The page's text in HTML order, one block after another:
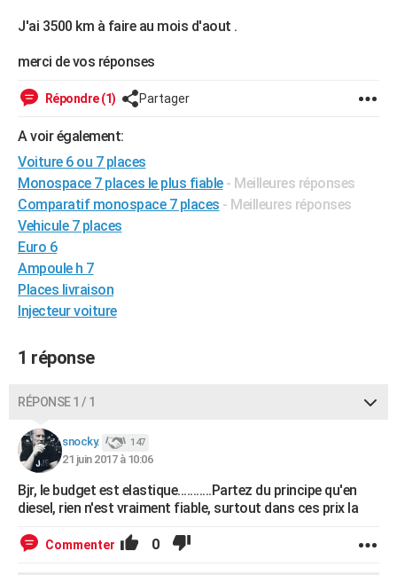
Destinations
City break
Voyage nature
Voyage de noces
Forum
Climat
PHOTO
GUIDES D'ACHAT
BONS PLANS
CARTE DE VOEUX
Carte de Noël
Carte Bonne année
Carte Saint-Valentin
Carte Pâques
Carte d'anniversaire
DICTIONNAIRE
Dictionnaire
Biographies
Citations
Expressions
Proverbes
PROGRAMME TV
COPAINS D'AVANT
S'inscrire
Se connecter
Lycées
Collèges
Primaires
Universités
Entreprises
Service militaire
Avis de recherche
AVIS DE DÉCÈS
FORUM
J'ai 3500 km à faire au mois d'aout .
merci de vos réponses
Répondre (1) Partager
A voir également:
Voiture 6 ou 7 places
Monospace 7 places le plus fiable - Meilleures réponses
Comparatif monospace 7 places - Meilleures réponses
Vehicule 7 places
Euro 6
Ampoule h 7
Places livraison
Injecteur voiture
1 réponse
RÉPONSE 1 / 1
snocky. 147
21 juin 2017 à 10:06
Bjr, le budget est elastique...........Partez du principe qu'en
diesel, rien n'est vraiment fiable, surtout dans ces prix la
Commenter 0